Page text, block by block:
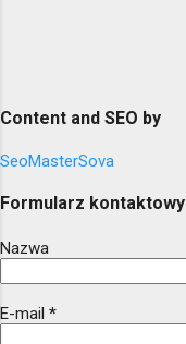
Content and SEO by
SeoMasterSova
Formularz kontaktowy
Nazwa
E-mail *